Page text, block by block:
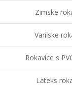
Zimske
Varilske
Rokavice s
Lateks